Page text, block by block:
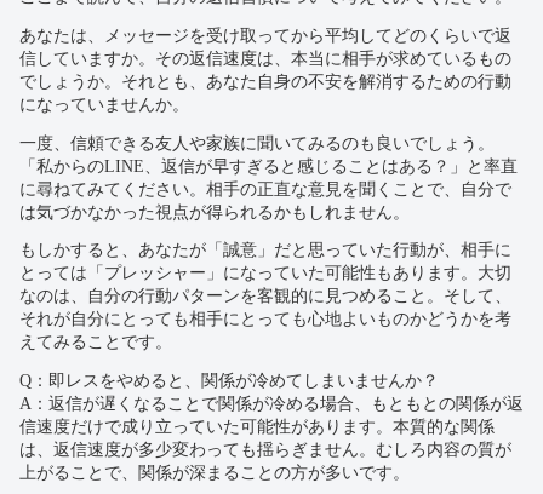
あなたは、メッセージを受け取ってから平均してどのくらいで返
信していますか。その返信速度は、本当に相手が求めているもの
でしょうか。それとも、あなた自身の不安を解消するための行動
になっていませんか。
一度、信頼できる友人や家族に聞いてみるのも良いでしょう。
「私からのLINE、返信が早すぎると感じることはある？」と率直
に尋ねてみてください。相手の正直な意見を聞くことで、自分で
は気づかなかった視点が得られるかもしれません。
もしかすると、あなたが「誠意」だと思っていた行動が、相手に
とっては「プレッシャー」になっていた可能性もあります。大切
なのは、自分の行動パターンを客観的に見つめること。そして、
それが自分にとっても相手にとっても心地よいものかどうかを考
えてみることです。
Q：即レスをやめると、関係が冷めてしまいませんか？
A：返信が遅くなることで関係が冷める場合、もともとの関係が返
信速度だけで成り立っていた可能性があります。本質的な関係
は、返信速度が多少変わっても揺らぎません。むしろ内容の質が
上がることで、関係が深まることの方が多いです。